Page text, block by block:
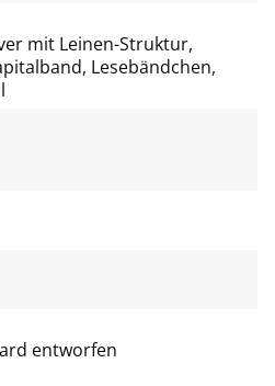
mit Leinen-Struktur,
Lesebändchen,
entworfen